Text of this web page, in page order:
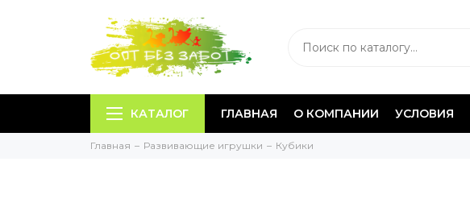
КАТАЛОГ ГЛАВНАЯ О КОМПАНИИ УСЛОВИЯ
Главная Развивающие игрушки Кубики